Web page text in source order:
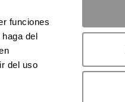
funciones
del
del uso